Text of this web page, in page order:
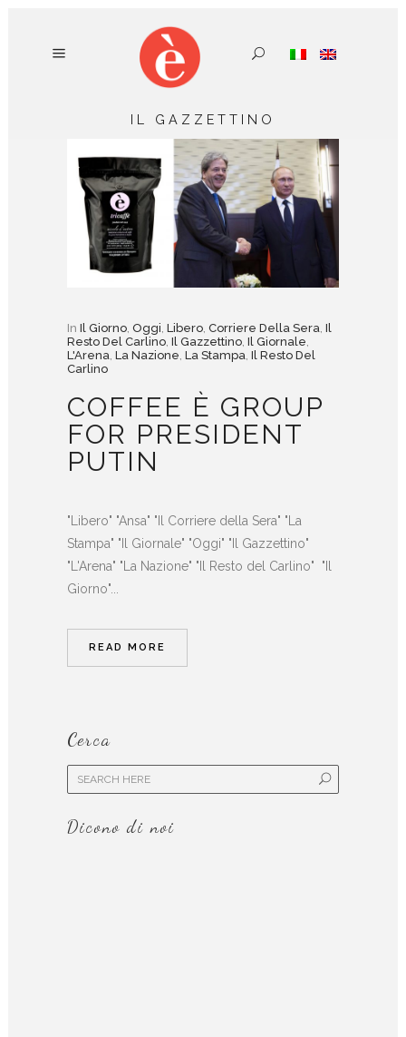
IL GAZZETTINO
In Il Giorno Oggi Libero Corriere Della Sera Il
Resto Del Carlino Il Gazzettino Il Giornale
L'Arena La Nazione La Stampa Il Resto Del
Carlino
COFFEE È GROUP
FOR PRESIDENT
PUTIN
"Libero" "Ansa" "Il Corriere della Sera" "La
Stampa" "Il Giornale" "Oggi" "Il Gazzettino"
"L'Arena" "La Nazione" "Il Resto del Carlino" "Il
Giorno"...
READ MORE
Cerca
Dicono di noi